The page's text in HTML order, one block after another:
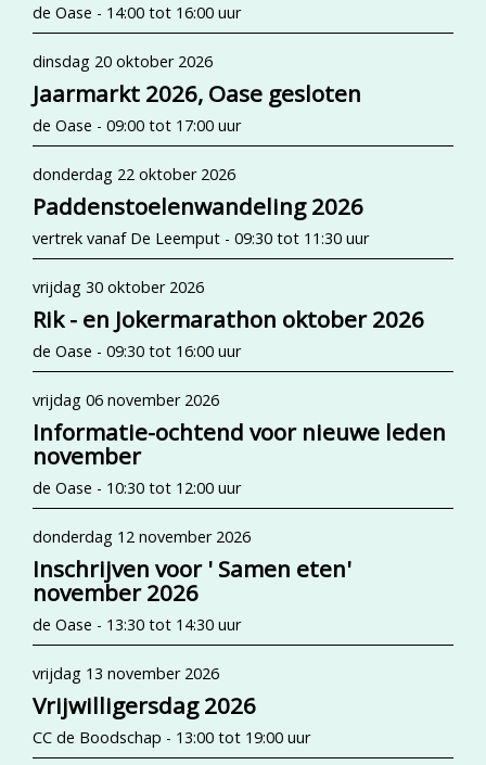
de Oase - 14:00 tot 16:00 uur
dinsdag 20 oktober 2026
Jaarmarkt 2026, Oase gesloten
de Oase - 09:00 tot 17:00 uur
donderdag 22 oktober 2026
Paddenstoelenwandeling 2026
vertrek vanaf De Leemput - 09:30 tot 11:30 uur
vrijdag 30 oktober 2026
Rik - en Jokermarathon oktober 2026
de Oase - 09:30 tot 16:00 uur
vrijdag 06 november 2026
Informatie-ochtend voor nieuwe leden
november
de Oase - 10:30 tot 12:00 uur
donderdag 12 november 2026
Inschrijven voor ' Samen eten'
november 2026
de Oase - 13:30 tot 14:30 uur
vrijdag 13 november 2026
Vrijwilligersdag 2026
CC de Boodschap - 13:00 tot 19:00 uur